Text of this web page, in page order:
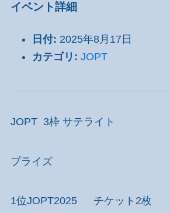
イベント詳細
日付: 2025年8月17日
カテゴリ: JOPT
JOPT 3枠 サテライト
プライズ
1位JOPT2025 チケット2枚